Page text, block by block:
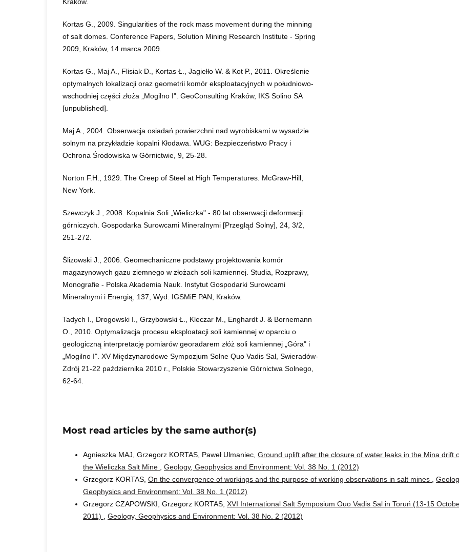
Kortas G., 2009. Singularities of the rock mass movement during the minning
of salt domes. Conference Papers, Solution Mining Research Institute - Spring
2009, Kraków, 14 marca 2009.
Kortas G., Maj A., Flisiak D., Kortas Ł., Jagiełło W. & Kot P., 2011. Określenie
optymalnych lokalizacji oraz geometrii komór eksploatacyjnych w południowo-
wschodniej części złoża „Mogilno I". GeoConsulting Kraków, IKS Solino SA
[unpublished].
Maj A., 2004. Obserwacja osiadań powierzchni nad wyrobiskami w wysadzie
solnym na przykładzie kopalni Kłodawa. WUG: Bezpieczeństwo Pracy i
Ochrona Środowiska w Górnictwie, 9, 25-28.
Norton F.H., 1929. The Creep of Steel at High Temperatures. McGraw-Hill,
New York.
Szewczyk J., 2008. Kopalnia Soli „Wieliczka" - 80 lat obserwacji deformacji
górniczych. Gospodarka Surowcami Mineralnymi [Przegląd Solny], 24, 3/2,
251-272.
Ślizowski J., 2006. Geomechaniczne podstawy projektowania komór
magazynowych gazu ziemnego w złożach soli kamiennej. Studia, Rozprawy,
Monografie - Polska Akademia Nauk. Instytut Gospodarki Surowcami
Mineralnymi i Energią, 137, Wyd. IGSMiE PAN, Kraków.
Tadych I., Drogowski I., Grzybowski Ł., Kleczar M., Enghardt J. & Bornemann
O., 2010. Optymalizacja procesu eksploatacji soli kamiennej w oparciu o
geologiczną interpretację pomiarów georadarem złóż soli kamiennej „Góra" i
„Mogilno I". XV Międzynarodowe Sympozjum Solne Quo Vadis Sal, Swieradów-
Zdrój 21-22 października 2010 r., Polskie Stowarzyszenie Górnictwa Solnego,
62-64.
Most read articles by the same author(s)
Agnieszka MAJ, Grzegorz KORTAS, Paweł Ulmaniec, Ground uplift after the closure of water leaks in the Mina drift
the Wieliczka Salt Mine
Geology, Geophysics and Environment: Vol. 38 No. 1 (2012)
Grzegorz KORTAS, On the convergence of workings and the purpose of working observations in salt mines
Geophysics and Environment: Vol. 38 No. 1 (2012)
Grzegorz CZAPOWSKI, Grzegorz KORTAS, XVI International Salt Symposium Ouo Vadis Sal in Toruń (13-15
2011)
Geology, Geophysics and Environment: Vol. 38 No. 2 (2012)